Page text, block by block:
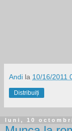
Andi la 10/16/2011
Distribuiți
luni, 10